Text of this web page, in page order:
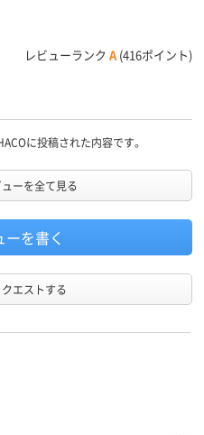
レビューランク A (416ポイント)
に投稿された内容です。
ーを全て見る
ーを書く
エストする